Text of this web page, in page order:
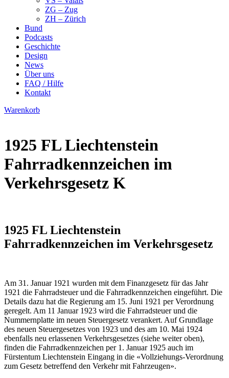
ZG – Zug
ZH – Zürich
Bund
Podcasts
Geschichte
Design
News
Über uns
FAQ / Hilfe
Kontakt
Warenkorb
1925 FL Liechtenstein
Fahrradkennzeichen im
Verkehrsgesetz K
1925 FL Liechtenstein
Fahrradkennzeichen im Verkehrsgesetz
Am 31. Januar 1921 wurden mit dem Finanzgesetz für das Jahr
1921 die Fahrradsteuer und die Fahrradkennzeichen eingeführt. Die
Details dazu hat die Regierung am 15. Juni 1921 per Verordnung
geregelt. Am 11 Januar 1923 wird die Fahrradsteuer und die
Nummernplatte im neuen Steuergesetz verankert. Auf Grundlage
des neuen Steuergesetzes von 1923 und des am 10. Mai 1924
ebenfalls neu erlassenen Verkehrsgesetzes (siehe weiter oben),
finden die Fahrradkennzeichen per 1. Januar 1925 auch im
Fürstentum Liechtenstein Eingang in die «Vollziehungs-Verordnung
zum Gesetz betreffend den Verkehr mit Fahrzeugen».